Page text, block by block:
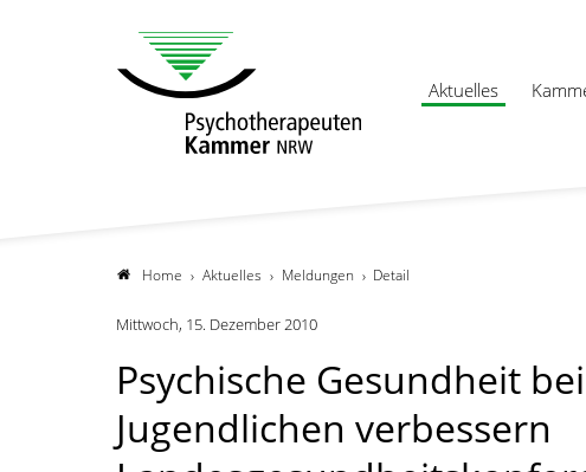
Aktuelles
Home Aktuelles Meldungen Detail
Mittwoch, 15. Dezember 2010
Psychische Gesundheit
Jugendlichen verbessern